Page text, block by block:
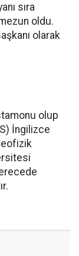
sıra
oldu.
olarak
olup
İngilizce